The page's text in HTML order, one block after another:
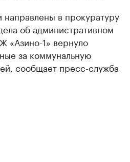
в прокуратуру
об административном
«Азино-1» вернуло
за коммунальную
сообщает пресс-служба